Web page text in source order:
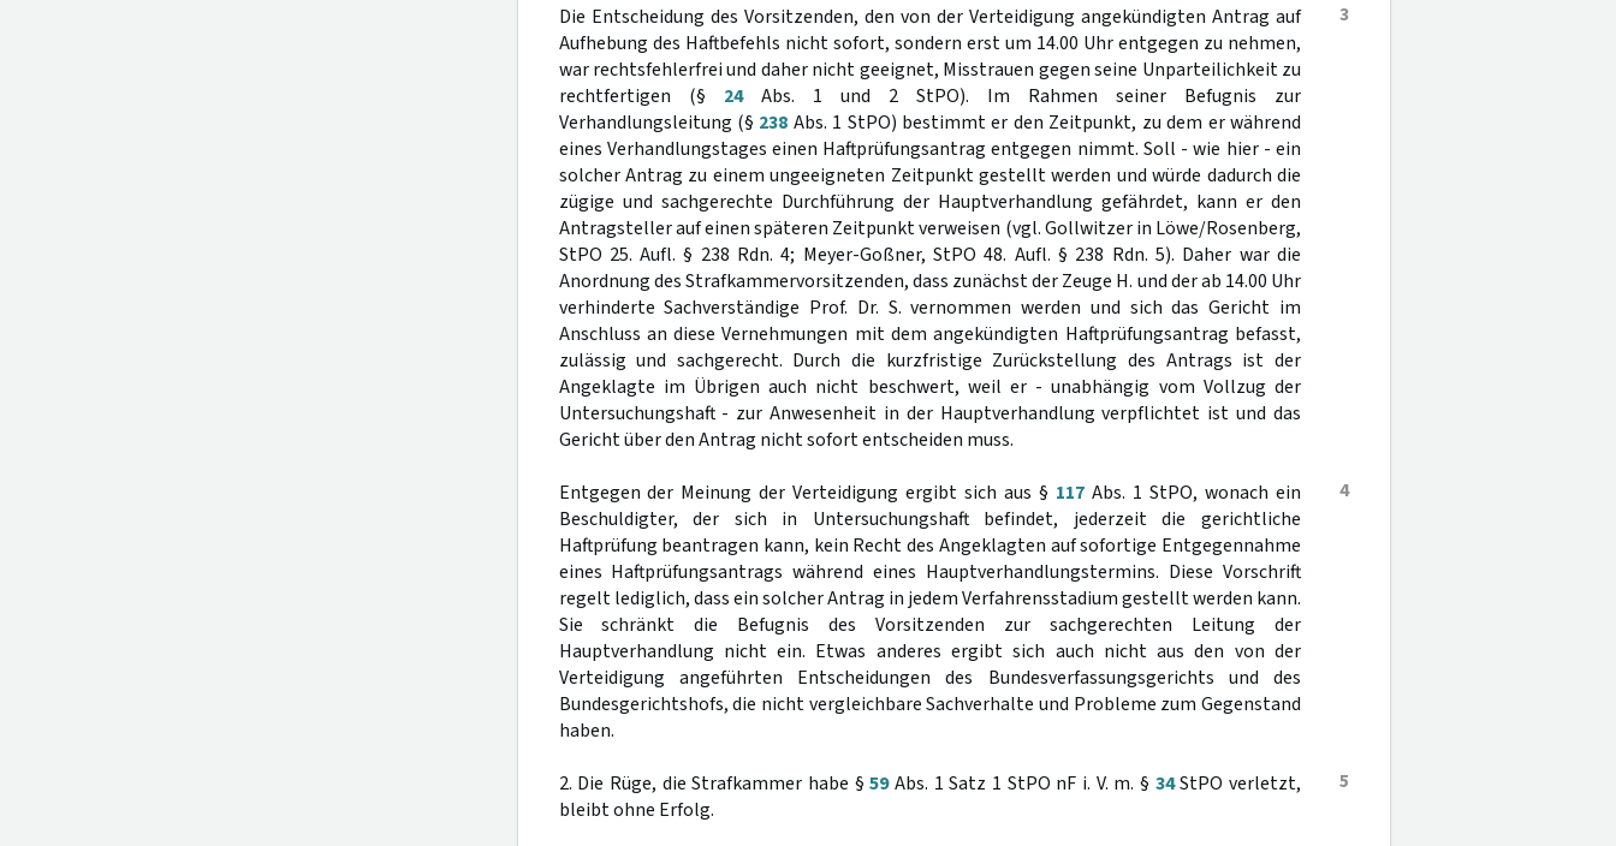
3
Die Entscheidung des Vorsitzenden, den von der Verteidigung angekündigten Antrag auf
Aufhebung des Haftbefehls nicht sofort, sondern erst um 14.00 Uhr entgegen zu nehmen,
war rechtsfehlerfrei und daher nicht geeignet, Misstrauen gegen seine Unparteilichkeit zu
rechtfertigen (§ 24Abs. 1 und 2 StPO). Im Rahmen seiner Befugnis zur
Verhandlungsleitung (§ 238 Abs. 1 StPO) bestimmt er den Zeitpunkt, zu dem er während
eines Verhandlungstages einen Haftprüfungsantrag entgegen nimmt. Soll - wie hier - ein
solcher Antrag zu einem ungeeigneten Zeitpunkt gestellt werden und würde dadurch die
zügige und sachgerechte Durchführung der Hauptverhandlung gefährdet, kann er den
Antragsteller auf einen späteren Zeitpunkt verweisen (vgl. Gollwitzer in Löwe/Rosenberg,
StPO 25. Aufl. § 238 Rdn. 4; Meyer-Goßner, StPO 48. Aufl. § 238 Rdn. 5). Daher war die
Anordnung des Strafkammervorsitzenden, dass zunächst der Zeuge H. und der ab 14.00 Uhr
verhinderte Sachverständige Prof. Dr. S. vernommen werden und sich das Gericht im
Anschluss an diese Vernehmungen mit dem angekündigten Haftprüfungsantrag befasst,
zulässig und sachgerecht. Durch die kurzfristige Zurückstellung des Antrags ist der
Angeklagte im Übrigen auch nicht beschwert, weil er - unabhängig vom Vollzug der
Untersuchungshaft - zur Anwesenheit in der Hauptverhandlung verpflichtet ist und das
Gericht über den Antrag nicht sofort entscheiden muss.
4
Entgegen der Meinung der Verteidigung ergibt sich aus § 117 Abs. 1 StPO, wonach ein
Beschuldigter, der sich in Untersuchungshaft befindet, jederzeit die gerichtliche
Haftprüfung beantragen kann, kein Recht des Angeklagten auf sofortige Entgegennahme
eines Haftprüfungsantrags während eines Hauptverhandlungstermins. Diese Vorschrift
regelt lediglich, dass ein solcher Antrag in jedem Verfahrensstadium gestellt werden kann.
Sie schränkt die Befugnis des Vorsitzenden zur sachgerechten Leitung der
Hauptverhandlung nicht ein. Etwas anderes ergibt sich auch nicht aus den von der
Verteidigung angeführten Entscheidungen des Bundesverfassungsgerichts und des
Bundesgerichtshofs, die nicht vergleichbare Sachverhalte und Probleme zum Gegenstand
haben.
5
2. Die Rüge, die Strafkammer habe §59Abs. 1 Satz 1 StPO nF i. V. m. § 34StPO verletzt,
bleibt ohne Erfolg.